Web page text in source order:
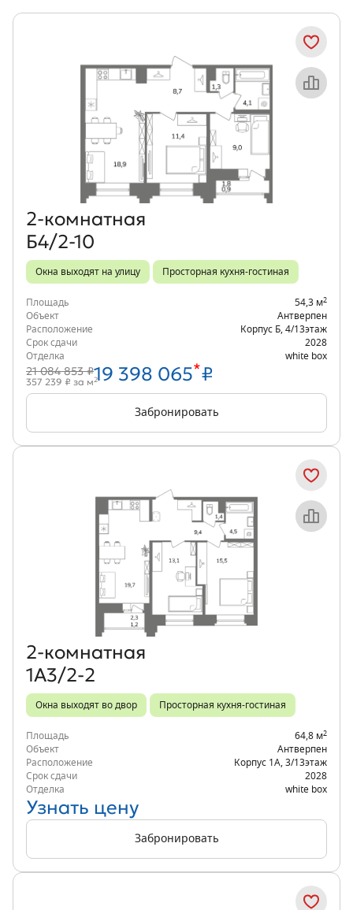
Объект месяца
2‑комнатная
Б4/2-10
Окна выходят на улицу Просторная кухня-гостиная
Площадь 54,3 м2
Объект
Антверпен
Расположение
Корпус Б 4/13этаж
Срок сдачи
2028
Отделка
white box
21 084 853 ₽19 398 065*₽
357 239 ₽ за м2
Забронировать
Объект месяца
2‑комнатная
1А3/2-2
Окна выходят во двор Просторная кухня-гостиная
Площадь 64,8 м2
Объект
Антверпен
Расположение
Корпус 1А 3/13этаж
Срок сдачи
2028
Отделка
white box
Узнать цену
Забронировать